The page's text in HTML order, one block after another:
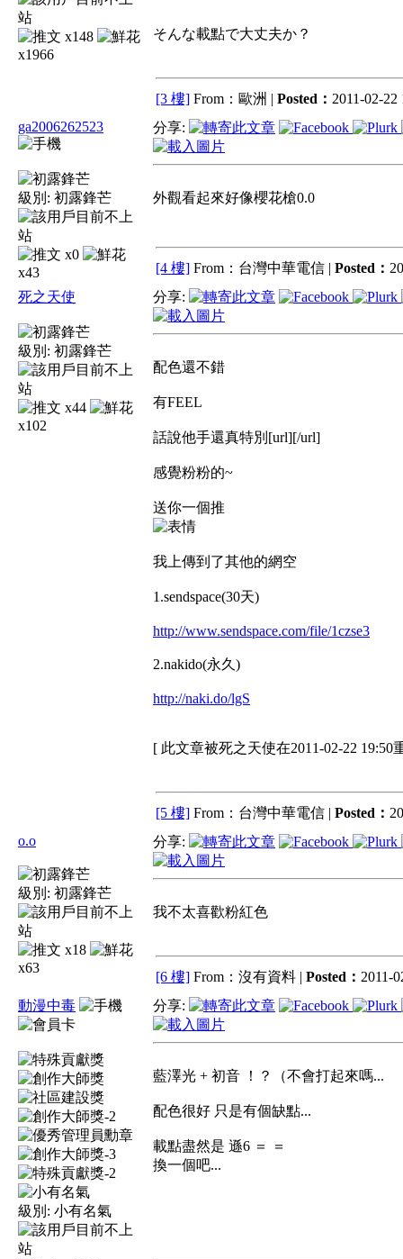
x148
x1966
そんな載點で大丈夫か？
[3 樓] From：歐洲 | Posted： 2011-02-22
ga2006262523
級別: 初露鋒芒
x0
x43
分享:
外觀看起來好像櫻花槍0.0
[4 樓] From：台灣中華電信 | Posted：
死之天使
級別: 初露鋒芒
x44
x102
分享:
配色還不錯
有FEEL
話說他手還真特別[url][/url]
感覺粉粉的~
送你一個推
我上傳到了其他的網空
1.sendspace(30天)
http://www.sendspace.com/file/1czse3
2.nakido(永久)
http://naki.do/lgS
[ 此文章被死之天使在2011-02-22 19:50
[5 樓] From：台灣中華電信 | Posted：
o.o
級別: 初露鋒芒
x18
x63
分享:
我不太喜歡粉紅色
[6 樓] From：沒有資料 | Posted： 2011-
動漫中毒
級別: 小有名氣
分享:
藍澤光 + 初音 ！？（不會打起來嗎...
配色很好 只是有個缺點...
載點盡然是 遜6 ＝ ＝
換一個吧...